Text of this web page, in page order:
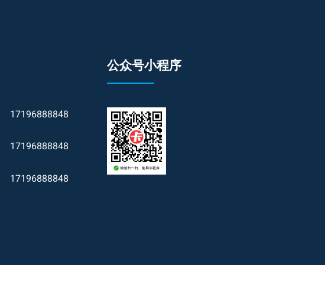
17196888848
17196888848
17196888848
公众号小程序